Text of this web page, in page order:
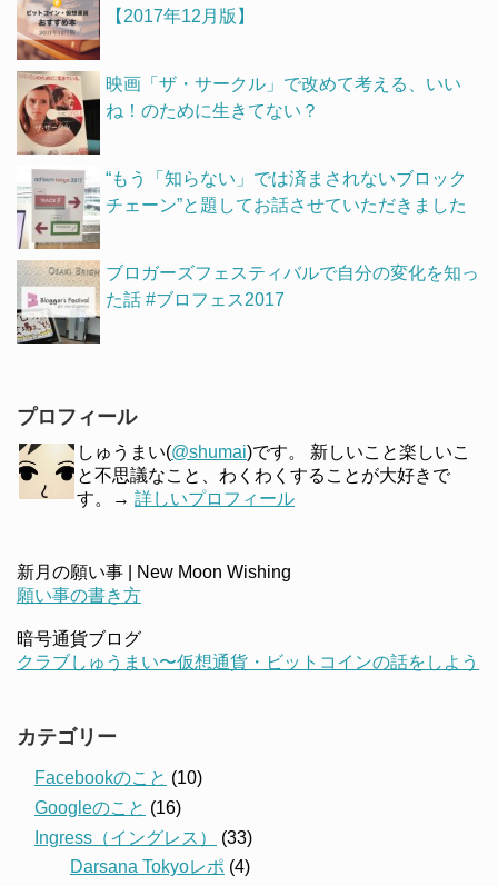
【2017年12月版】
映画「ザ・サークル」で改めて考える、いい
ね！のために生きてない？
“もう「知らない」では済まされないブロック
チェーン”と題してお話させていただきました
ブロガーズフェスティバルで自分の変化を知っ
た話 #ブロフェス2017
プロフィール
しゅうまい(@shumai)です。 新しいこと楽しいこ
と不思議なこと、わくわくすることが大好きで
す。→ 詳しいプロフィール
新月の願い事 | New Moon Wishing
願い事の書き方
暗号通貨ブログ
クラブしゅうまい〜仮想通貨・ビットコインの話をしよう
カテゴリー
Facebookのこと (10)
Googleのこと (16)
Ingress（イングレス）
(33)
Darsana Tokyoレポ (4)